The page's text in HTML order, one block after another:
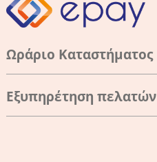
Ωράριο Καταστήματος
Εξυπηρέτηση πελατών